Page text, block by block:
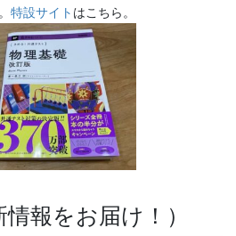
特設サイト はこちら。
報をお届け！）